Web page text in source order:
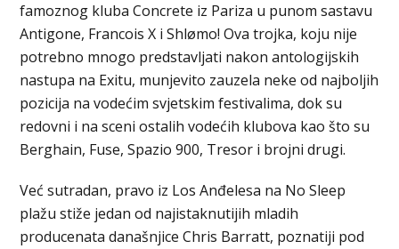
famoznog kluba Concrete iz Pariza u punom sastavu
Antigone, Francois X i Shlømo! Ova trojka, koju nije
potrebno mnogo predstavljati nakon antologijskih
nastupa na Exitu, munjevito zauzela neke od najboljih
pozicija na vodećim svjetskim festivalima, dok su
redovni i na sceni ostalih vodećih klubova kao što su
Berghain, Fuse, Spazio 900, Tresor i brojni drugi.
Već sutradan, pravo iz Los Anđelesa na No Sleep
plažu stiže jedan od najistaknutijih mladih
producenata današnjice Chris Barratt, poznatiji pod